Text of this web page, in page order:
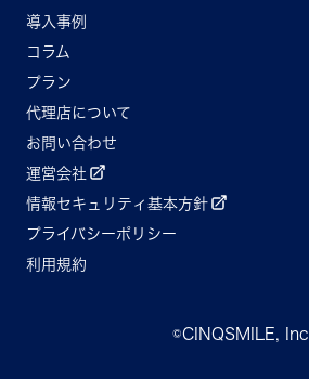
導入事例
コラム
プラン
代理店について
お問い合わせ
運営会社
情報セキュリティ基本方針
プライバシーポリシー
利用規約
©CINQSMILE, Inc.